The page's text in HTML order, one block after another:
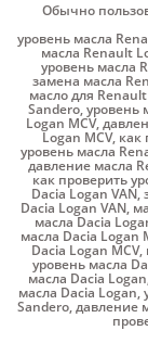
Обычно
уровень масла
масла Renault
уровень масла
замена масла
масло для
Sandero,уровень
Logan MCV,
Logan MCV, как
уровень масла
давление масла
как проверить
Dacia Logan VAN,
Dacia Logan VAN,
масла Dacia
масла Dacia Logan
Dacia Logan MCV,
уровень масла
масла Dacia Logan
масла Dacia Logan,
Sandero,давление